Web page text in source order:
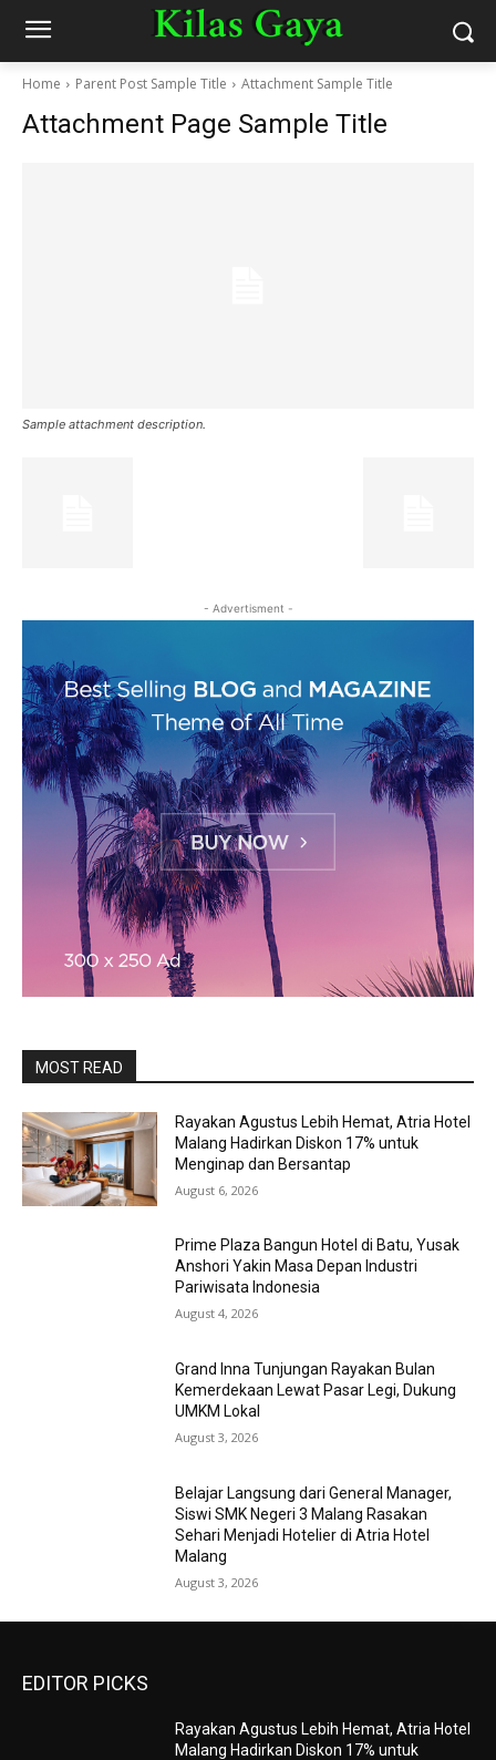
Home Parent Post Sample Title Attachment Sample Title
Attachment Page Sample Title
Sample attachment description.
- Advertisment -
MOST READ
Rayakan Agustus Lebih Hemat, Atria Hotel
Malang Hadirkan Diskon 17% untuk
Menginap dan Bersantap
August 6, 2026
Prime Plaza Bangun Hotel di Batu, Yusak
Anshori Yakin Masa Depan Industri
Pariwisata Indonesia
August 4, 2026
Grand Inna Tunjungan Rayakan Bulan
Kemerdekaan Lewat Pasar Legi, Dukung
UMKM Lokal
August 3, 2026
Belajar Langsung dari General Manager,
Siswi SMK Negeri 3 Malang Rasakan
Sehari Menjadi Hotelier di Atria Hotel
Malang
August 3, 2026
EDITOR PICKS
Rayakan Agustus Lebih Hemat, Atria Hotel
Malang Hadirkan Diskon 17% untuk